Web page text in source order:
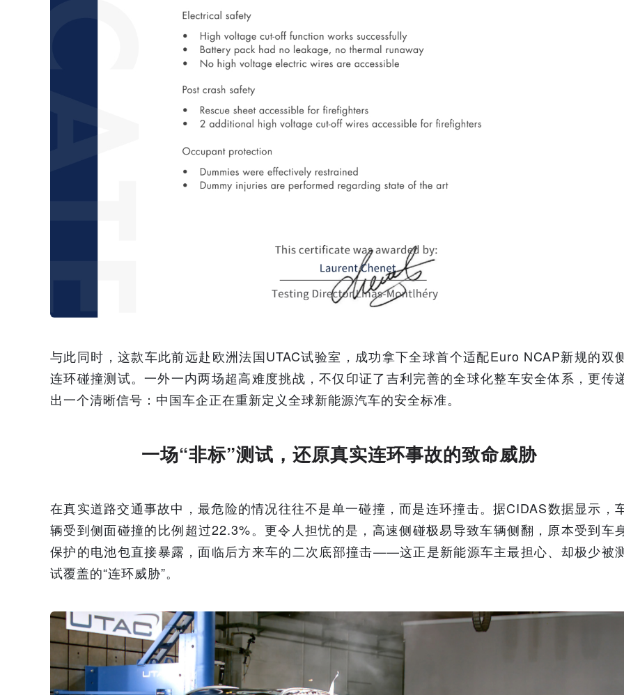
与此同时，这款车此前远赴欧洲法国UTAC试验室，成功拿下全球首个适配Euro NCAP新规的双
连环碰撞测试。一外一内两场超高难度挑战，不仅印证了吉利完善的全球化整车安全体系，更传
出一个清晰信号：中国车企正在重新定义全球新能源汽车的安全标准。
一场“非标”测试，还原真实连环事故的致命威胁
在真实道路交通事故中，最危险的情况往往不是单一碰撞，而是连环撞击。据CIDAS数据显示，
辆受到侧面碰撞的比例超过22.3%。更令人担忧的是，高速侧碰极易导致车辆侧翻，原本受到车
保护的电池包直接暴露，面临后方来车的二次底部撞击——这正是新能源车主最担心、却极少被
试覆盖的“连环威胁”。